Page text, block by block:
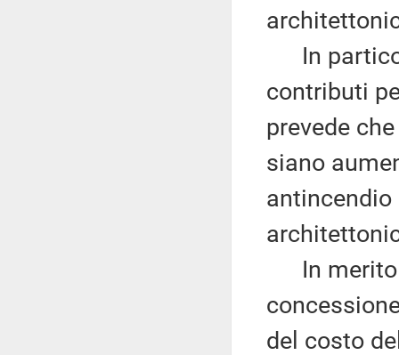
In
contributi
prevede
siano
antincendio
In merito
del costo